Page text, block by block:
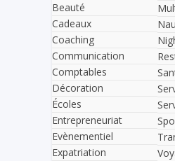
Beauté
Cadeaux
Coaching
Communication
Comptables
Décoration
Écoles
Entrepreneuriat
Evènementiel
Expatriation